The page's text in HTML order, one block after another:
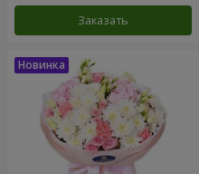
Заказать